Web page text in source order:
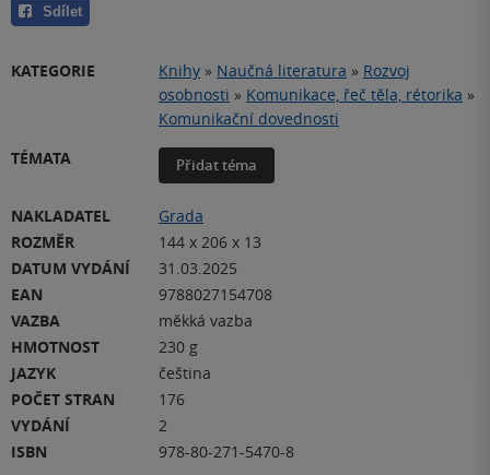
Sdílet
KATEGORIE Knihy » Naučná literatura » Rozvoj
osobnosti » Komunikace, řeč těla, rétorika »
Komunikační dovednosti
TÉMATA
Přidat téma
NAKLADATEL
Grada
ROZMĚR
144 x 206 x 13
DATUM VYDÁNÍ
31.03.2025
EAN
9788027154708
VAZBA
měkká vazba
HMOTNOST
230 g
JAZYK
čeština
POČET STRAN
176
VYDÁNÍ
2
ISBN
978-80-271-5470-8